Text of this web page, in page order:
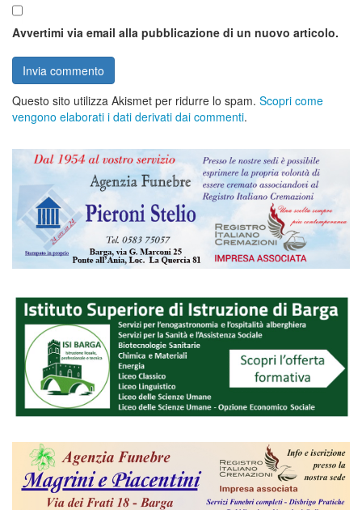
Avvertimi via email alla pubblicazione di un nuovo articolo.
Questo sito utilizza Akismet per ridurre lo spam. Scopri come
vengono elaborati i dati derivati dai commenti.